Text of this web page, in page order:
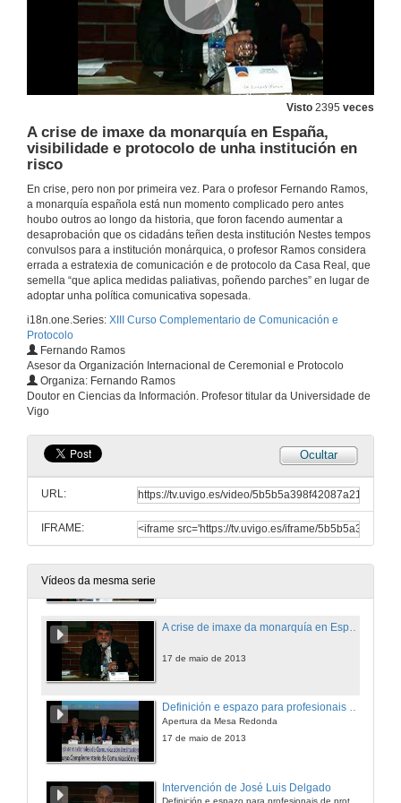
Visto 2395 veces
A crise de imaxe da monarquía en España,
visibilidade e protocolo de unha institución en
risco
En crise, pero non por primeira vez. Para o profesor Fernando Ramos,
a monarquía española está nun momento complicado pero antes
houbo outros ao longo da historia, que foron facendo aumentar a
desaprobación que os cidadáns teñen desta institución Nestes tempos
convulsos para a institución monárquica, o profesor Ramos considera
errada a estratexia de comunicación e de protocolo da Casa Real, que
semella “que aplica medidas paliativas, poñendo parches” en lugar de
adoptar unha política comunicativa sopesada.
i18n.one.Series: XIII Curso Complementario de Comunicación e
Protocolo
Fernando Ramos
Asesor da Organización Internacional de Ceremonial e Protocolo
Organiza: Fernando Ramos
Doutor en Ciencias da Información. Profesor titular da Universidade de
Vigo
Ocultar
URL:
IFRAME:
Vídeos da mesma serie
17 de maio de 2013
17 de maio de 2013
Cortes de Cádiz como orixe do protocolo do Estado contemporáneo
17 de maio de 2013
Presentación de Olga Casal
Técnicas, recursos e problemas de protocolo na organización de eventos
17 de maio de 2013
Presentación de Fernando Ramos
17 de maio de 2013
Definición e espazo para profesionais de protocolo en España, camiños de formación e recoñecemento público
Apertura da Mesa Redonda
17 de maio de 2013
Intervención de José Luis Delgado
Definición e espazo para profesionais de protocolo en España, camiños de formación e recoñecemento público